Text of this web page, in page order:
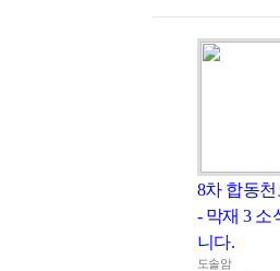
8차 합동천
- 막재 3 소
니다.
도솔암